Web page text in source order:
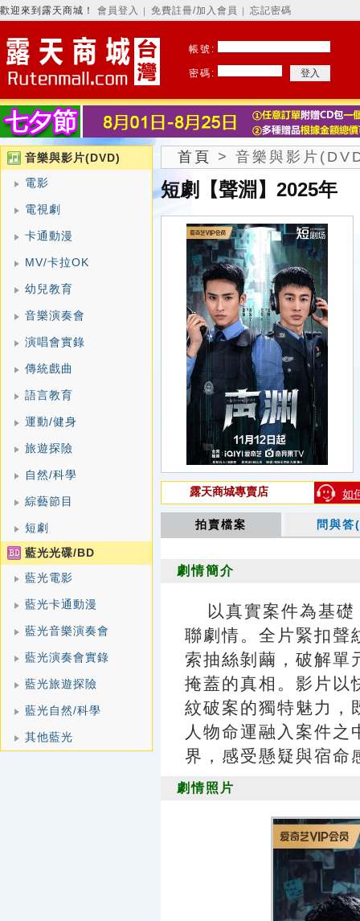
歡迎來到露天商城！ 會員登入 免費註冊/加入會員 忘記密碼
帳號:
密碼:
音樂與影片(DVD)
電影
電視劇
卡通動漫
MV/卡拉OK
幼兒教育
音樂演奏會
演唱會實錄
傳統戲曲
語言教育
運動/健身
旅遊探險
自然/科學
綜藝節目
短劇
藍光光碟/BD
藍光電影
藍光卡通動漫
藍光音樂演奏會
藍光演奏會實錄
藍光旅遊探險
藍光自然/科學
其他藍光
首頁 > 音樂與影片
短劇【聲淵】2025年
如
露天商城專賣店
拍賣檔案 問與
劇情簡介
以真實案件為基
聯劇情。全片緊扣聲
索抽絲剝繭，破解單
掩蓋的真相。影片以
紋破案的獨特魅力，
人物命運融入案件
界，感受懸疑與宿命
劇情照片